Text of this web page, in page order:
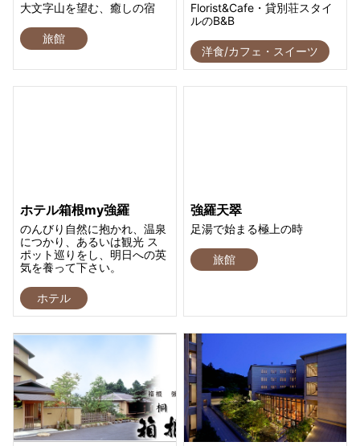
大文字山を望む、癒しの宿
旅館
Florist&Cafe・貸別荘スタイ
ルのB&B
洋食/カフェ・スイーツ
ホテル箱根my強羅
のんびり自然に抱かれ、温泉
につかり、あるいは観光 ス
ポット巡りをし、明日への英
気を養って下さい。
ホテル
強羅天翠
足湯で始まる極上の時
旅館